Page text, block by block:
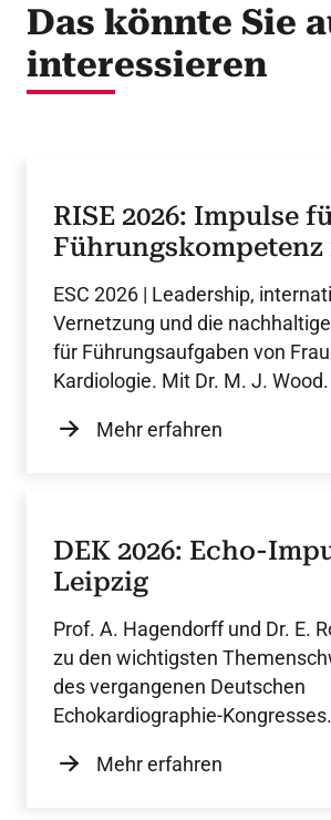
Das könnte Sie
interessieren
RISE 2026: Impulse
Kardiologie
ESC 2026 | Leadership,
Vernetzung und die
für Führungsaufgaben von
Kardiologie. Mit Dr. M. J. Wood.
Mehr erfahren
DEK 2026: Echo-
Leipzig
Prof. A. Hagendorff und Dr. E.
zu den wichtigsten
des vergangenen Deutschen
Echokardiographie-Kongresses.
Mehr erfahren